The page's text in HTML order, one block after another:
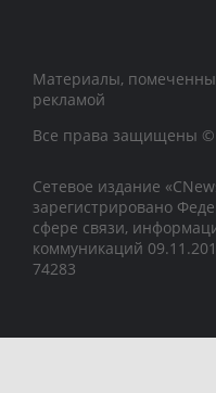
Материалы,
рекламой
Все права защищены ©
Сетевое издание
зарегистрировано
сфере связи,
коммуникаций
74283